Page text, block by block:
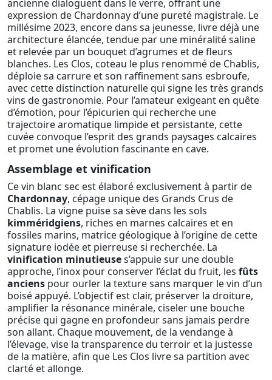
ancienne dialoguent dans le verre, offrant une
expression de Chardonnay d’une pureté magistrale. Le
millésime 2023, encore dans sa jeunesse, livre déjà une
architecture élancée, tendue par une minéralité saline
et relevée par un bouquet d’agrumes et de fleurs
blanches. Les Clos, coteau le plus renommé de Chablis,
déploie sa carrure et son raffinement sans esbroufe,
avec cette distinction naturelle qui signe les très grands
vins de gastronomie. Pour l’amateur exigeant en quête
d’émotion, pour l’épicurien qui recherche une
trajectoire aromatique limpide et persistante, cette
cuvée convoque l’esprit des grands paysages calcaires
et promet une évolution fascinante en cave.
Assemblage et vinification
Ce vin blanc sec est élaboré exclusivement à partir de
Chardonnay, cépage unique des Grands Crus de
Chablis. La vigne puise sa sève dans les sols
kimméridgiens, riches en marnes calcaires et en
fossiles marins, matrice géologique à l’origine de cette
signature iodée et pierreuse si recherchée. La
vinification minutieuses’appuie sur une double
approche, l’inox pour conserver l’éclat du fruit, les fûts
anciens pour ourler la texture sans marquer le vin d’un
boisé appuyé. L’objectif est clair, préserver la droiture,
amplifier la résonance minérale, ciseler une bouche
précise qui gagne en profondeur sans jamais perdre
son allant. Chaque mouvement, de la vendange à
l’élevage, vise la transparence du terroir et la justesse
de la matière, afin que Les Clos livre sa partition avec
clarté et allonge.